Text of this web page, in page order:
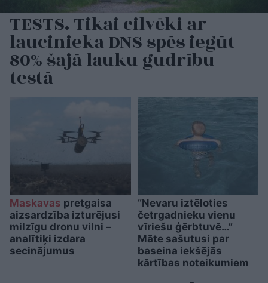
TESTS. Tikai cilvēki ar
laucinieka DNS spēs iegūt
80% šajā lauku gudrību
testā
Maskavas pretgaisa
aizsardzība izturējusi
milzīgu dronu vilni –
analītiķi izdara
secinājumus
“Nevaru iztēloties
četrgadnieku vienu
vīriešu ģērbtuvē…”
Māte sašutusi par
baseina iekšējās
kārtības noteikumiem